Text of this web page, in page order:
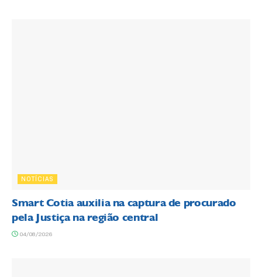
NOTÍCIAS
Smart Cotia auxilia na captura de procurado
pela Justiça na região central
04/08/2026